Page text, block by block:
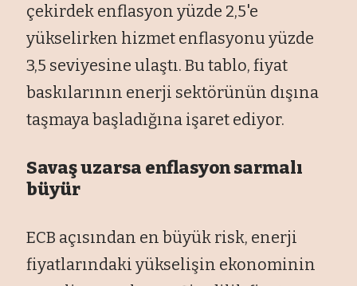
çekirdek enflasyon yüzde 2,5'e
yükselirken hizmet enflasyonu yüzde
3,5 seviyesine ulaştı. Bu tablo, fiyat
baskılarının enerji sektörünün dışına
taşmaya başladığına işaret ediyor.
Savaş uzarsa enflasyon sarmalı
büyür
ECB açısından en büyük risk, enerji
fiyatlarındaki yükselişin ekonominin